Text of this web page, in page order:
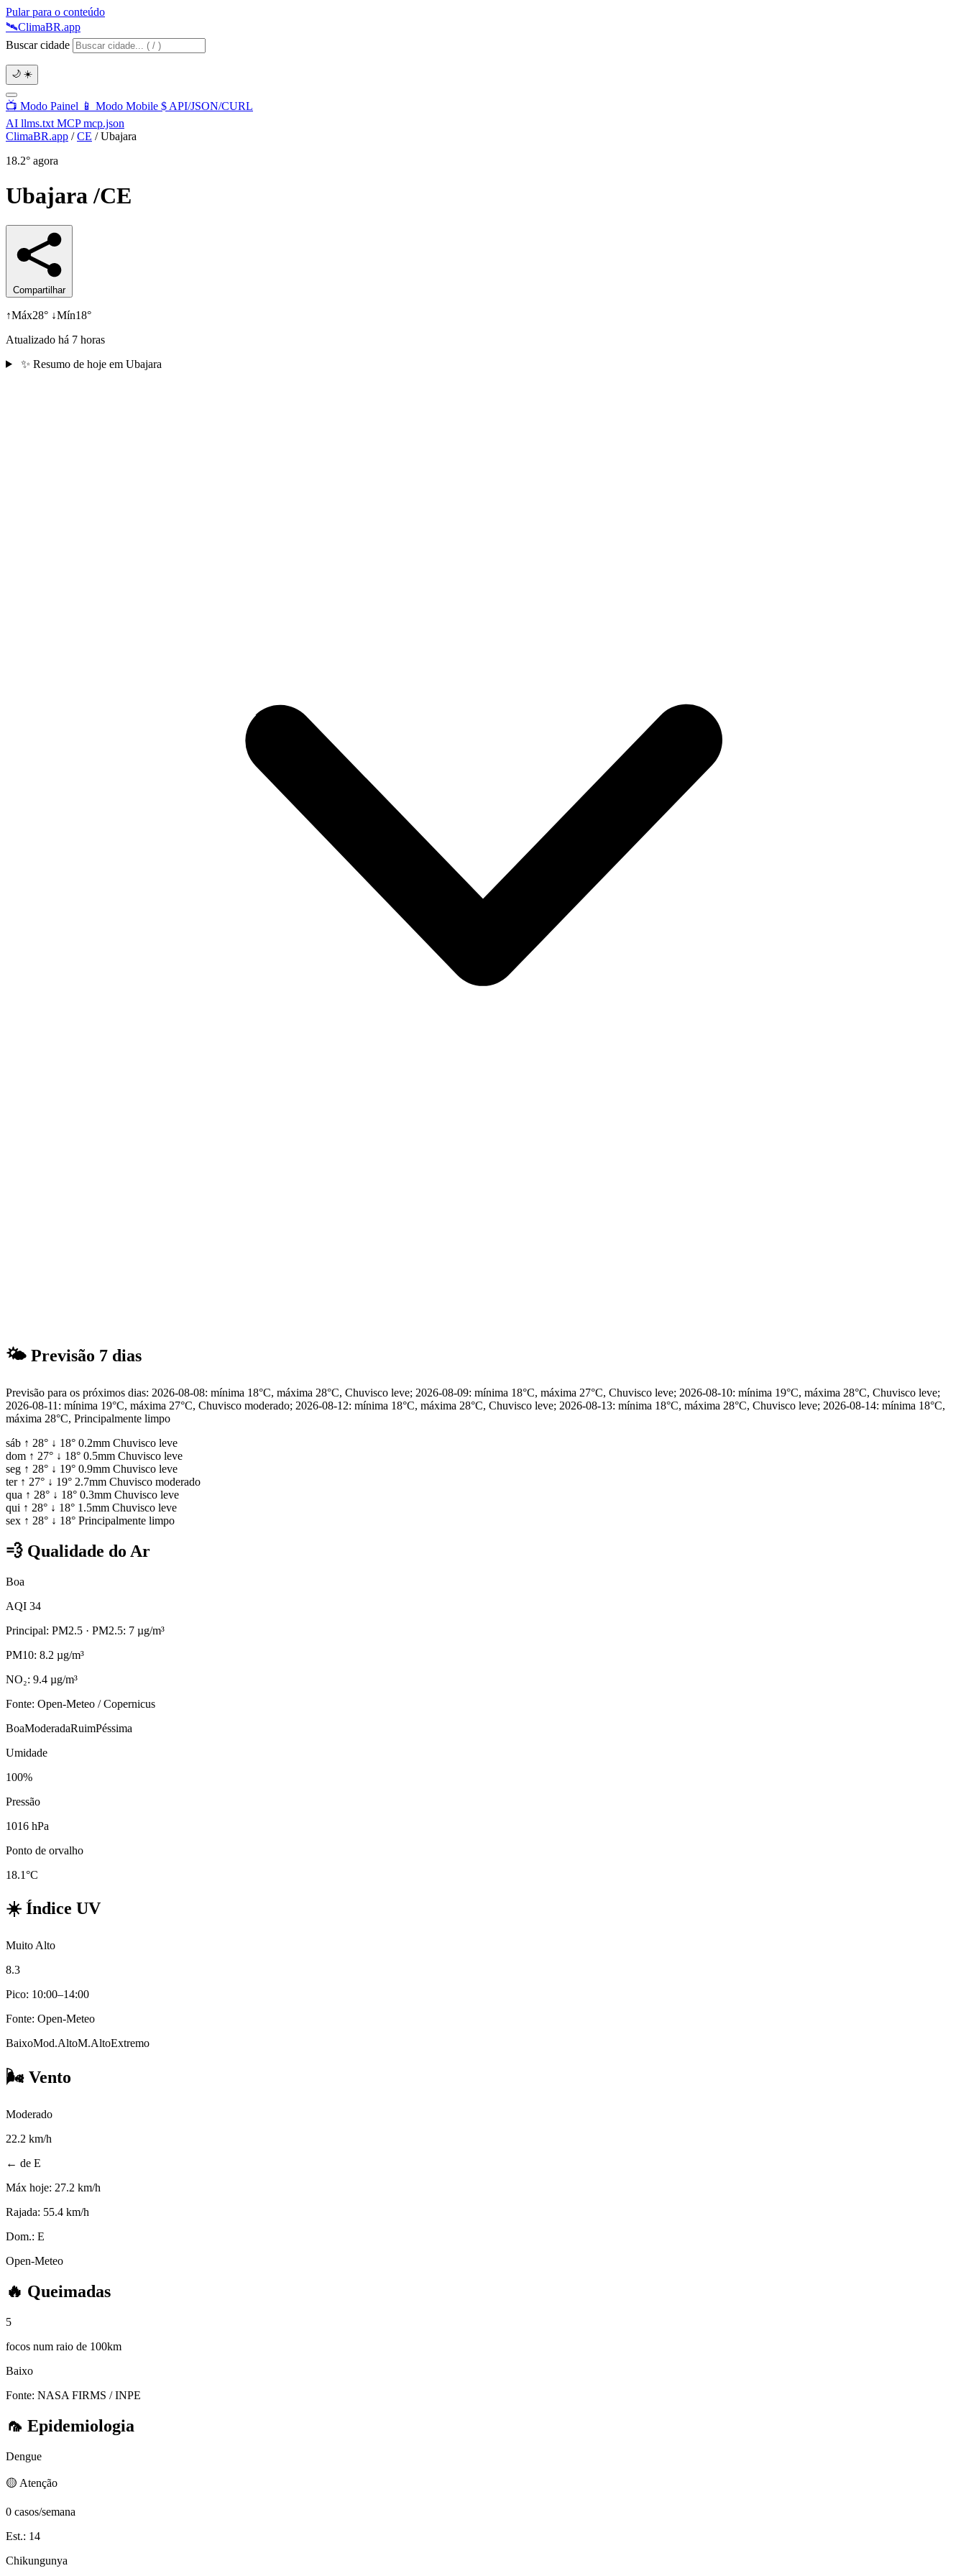
Pular para o conteúdo
🛰️ClimaBR.app
Buscar cidade
🌙 ☀️
📺 Modo Painel 📱 Modo Mobile $ API/JSON/CURL
AI llms.txt MCPmcp.json
ClimaBR.app / CE / Ubajara
18.2° agora
Ubajara/CE
Compartilhar
↑Máx28° ↓Mín18°
Atualizado há 7 horas
✨ Resumo de hoje em Ubajara
🌤 Previsão 7 dias
Previsão para os próximos dias: 2026-08-08: mínima 18°C, máxima 28°C, Chuvisco leve; 2026-08-09: mínima 18°C, máxima 27°C, Chuvisco leve; 2026-08-10: mínima 19°C, máxima 28°C, Chuvisco leve;
2026-08-11: mínima 19°C, máxima 27°C, Chuvisco moderado; 2026-08-12: mínima 18°C, máxima 28°C, Chuvisco leve; 2026-08-13: mínima 18°C, máxima 28°C, Chuvisco leve; 2026-08-14: mínima 18°C,
máxima 28°C, Principalmente limpo
sáb ↑ 28° ↓ 18° 0.2mm Chuvisco leve
dom ↑ 27° ↓ 18° 0.5mm Chuvisco leve
seg ↑ 28° ↓ 19° 0.9mm Chuvisco leve
ter ↑ 27° ↓ 19° 2.7mm Chuvisco moderado
qua ↑ 28° ↓ 18° 0.3mm Chuvisco leve
qui ↑ 28° ↓ 18° 1.5mm Chuvisco leve
sex ↑ 28° ↓ 18° Principalmente limpo
💨 Qualidade do Ar
Boa
AQI 34
Principal: PM2.5 · PM2.5: 7 µg/m³
PM10: 8.2 µg/m³
NO₂: 9.4 µg/m³
Fonte: Open-Meteo / Copernicus
BoaModeradaRuimPéssima
Umidade
100%
Pressão
1016 hPa
Ponto de orvalho
18.1°C
☀️ Índice UV
Muito Alto
8.3
Pico: 10:00–14:00
Fonte: Open-Meteo
BaixoMod.AltoM.AltoExtremo
🌬️ Vento
Moderado
22.2 km/h
← de E
Máx hoje: 27.2 km/h
Rajada: 55.4 km/h
Dom.: E
Open-Meteo
🔥 Queimadas
5
focos num raio de 100km
Baixo
Fonte: NASA FIRMS / INPE
🦟 Epidemiologia
Dengue
🟡 Atenção
0 casos/semana
Est.: 14
Chikungunya